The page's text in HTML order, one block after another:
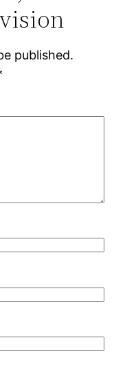
published.